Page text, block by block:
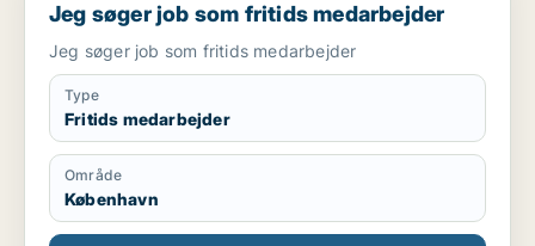
Jeg søger job som fritids medarbejder
Jeg søger job som fritids medarbejder
Type
Fritids medarbejder
Område
København